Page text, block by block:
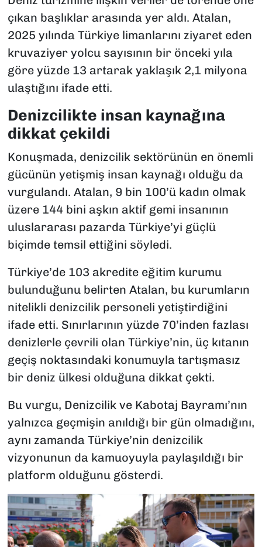
çıkan başlıklar arasında yer aldı. Atalan,
2025 yılında Türkiye limanlarını ziyaret eden
kruvaziyer yolcu sayısının bir önceki yıla
göre yüzde 13 artarak yaklaşık 2,1 milyona
ulaştığını ifade etti.
Denizcilikte insan kaynağına
dikkat çekildi
Konuşmada, denizcilik sektörünün en önemli
gücünün yetişmiş insan kaynağı olduğu da
vurgulandı. Atalan, 9 bin 100’ü kadın olmak
üzere 144 bini aşkın aktif gemi insanının
uluslararası pazarda Türkiye’yi güçlü
biçimde temsil ettiğini söyledi.
Türkiye’de 103 akredite eğitim kurumu
bulunduğunu belirten Atalan, bu kurumların
nitelikli denizcilik personeli yetiştirdiğini
ifade etti. Sınırlarının yüzde 70’inden fazlası
denizlerle çevrili olan Türkiye’nin, üç kıtanın
geçiş noktasındaki konumuyla tartışmasız
bir deniz ülkesi olduğuna dikkat çekti.
Bu vurgu, Denizcilik ve Kabotaj Bayramı’nın
yalnızca geçmişin anıldığı bir gün olmadığını,
aynı zamanda Türkiye’nin denizcilik
vizyonunun da kamuoyuyla paylaşıldığı bir
platform olduğunu gösterdi.